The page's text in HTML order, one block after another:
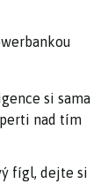
si sama
nad tím
fígl, dejte si